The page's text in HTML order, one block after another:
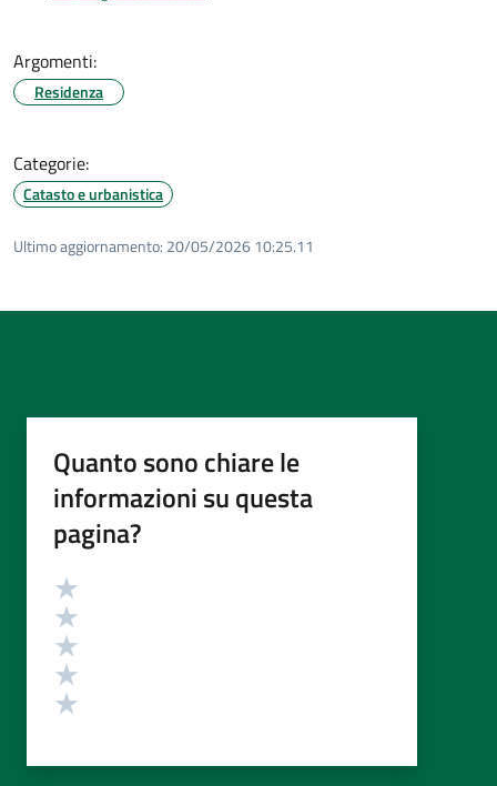
Argomenti:
Residenza
Categorie:
Catasto e urbanistica
Ultimo aggiornamento: 20/05/2026 10:25.11
Quanto sono chiare le
informazioni su questa
pagina?
Valutazione